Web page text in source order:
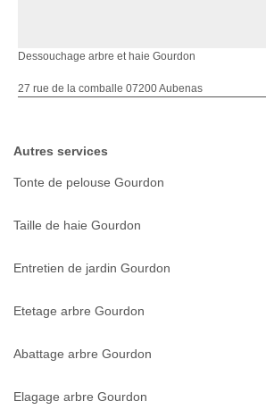
Dessouchage arbre et haie Gourdon
27 rue de la comballe 07200 Aubenas
Autres services
Tonte de pelouse Gourdon
Taille de haie Gourdon
Entretien de jardin Gourdon
Etetage arbre Gourdon
Abattage arbre Gourdon
Elagage arbre Gourdon